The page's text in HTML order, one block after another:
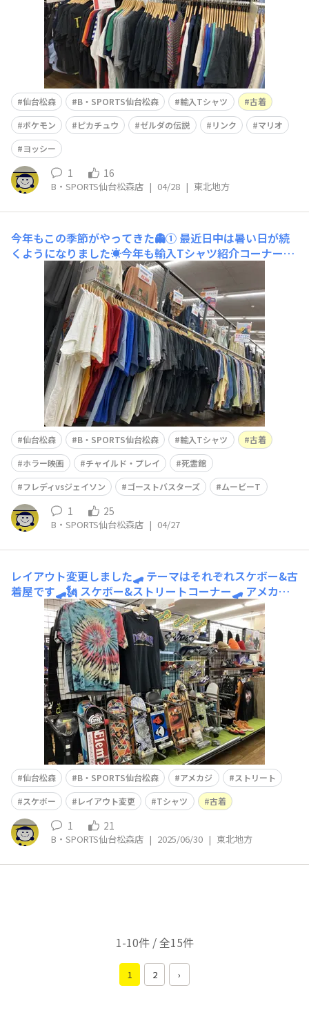
仙台松森 B・SPORTS仙台松森 輸入Tシャツ
古着
ポケモン
ピカチュウ ゼルダの伝説 リンク
マリオ
ヨッシー
1 16
B・SPORTS仙台松森店 | 04/28 | 東北地方
今年もこの季節がやってきた👻① 最近日中は暑い日が続
くようになりました☀️今年も輸入Tシャツ紹介コーナー開
催です👕✨第一弾はホラー映画特集🪓👻まずはチャイル
ド・プレイ/チャッキーの花嫁👰‍♀️チャッキーとティファニ
ーのTシャツです👦👧チャイルド・プレイはちょうど先日
新作企画中という発表がありましたね！楽しみです🔥続い
ては人形つなが
仙台松森 B・SPORTS仙台松森 輸入Tシャツ
古着
ホラー映画
チャイルド・プレイ
死霊館
フレディvsジェイソン
ゴーストバスターズ ムービーT
1 25
B・SPORTS仙台松森店 | 04/27
レイアウト変更しました🛹 テーマはそれぞれスケボー&古
着屋です🛹🗽 スケボー&ストリートコーナー🛹 アメカジ&
輸入古着&Tシャツコーナー🗽REDWING🪶🥾Levi'sはサイ
ズ豊富に取り揃えてます👖デニムジャケットも！左のジャ
ケットはポケットに猫の刺繍が🐈🪡 みん
仙台松森 B・SPORTS仙台松森 アメカジ
ストリート
スケボー
レイアウト変更 Tシャツ 古着
1 21
B・SPORTS仙台松森店 | 2025/06/30 | 東北地方
1-10件 / 全15件
1 2 ›